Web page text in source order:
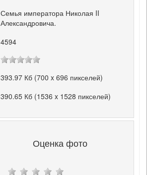
Семья императора Николая II
Александровича.
4594
393.97 Кб (700 x 696 пикселей)
390.65 Кб (1536 x 1528 пикселей)
Оценка фото